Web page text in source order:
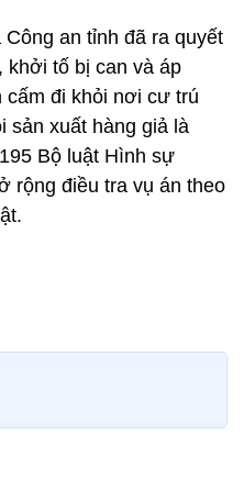
an tỉnh đã ra quyết
khởi tố bị can và áp
cấm đi khỏi nơi cư trú
sản xuất hàng giả là
Bộ luật Hình sự
rộng điều tra vụ án theo